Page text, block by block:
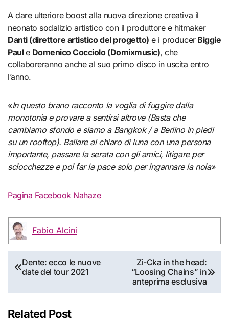
A dare ulteriore boost alla nuova direzione creativa il
neonato sodalizio artistico con il produttore e hitmaker
Danti (direttore artistico del progetto) e i producerBiggie
Paule Domenico Cocciolo (Domixmusic), che
collaboreranno anche al suo primo disco in uscita entro
l’anno.
«In questo brano racconto la voglia di fuggire dalla
monotonia e provare a sentirsi altrove (Basta che
cambiamo sfondo e siamo a Bangkok / a Berlino in piedi
su un rooftop). Ballare al chiaro di luna con una persona
importante, passare la serata con gli amici, litigare per
sciocchezze e poi far la pace solo per ingannare la noia»
Pagina Facebook Nahaze
Fabio Alcini
Navigazione
articoli
Dente: ecco le nuove
date del tour 2021
Zi-Cka in the head:
“Loosing Chains” in
anteprima esclusiva
Related Post